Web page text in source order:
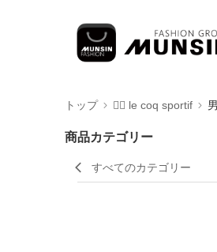
トップ 🚴‍♂️ le coq sportif
商品カテゴリー
すべてのカテゴリー